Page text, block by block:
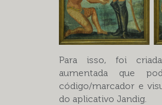
Para isso, foi
aumentada que
código/marcador e
do aplicativo Jandig.